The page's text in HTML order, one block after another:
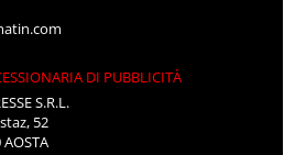
DI PUBBLICITÀ
S.R.L.
52
AOSTA